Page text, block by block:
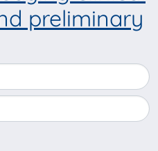
preliminary